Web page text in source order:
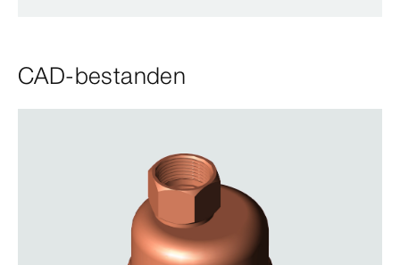
CAD-bestanden